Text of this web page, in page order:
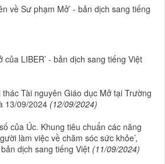
về Sư phạm Mở’ - bản dịch sang tiếng
của LIBER’ - bản dịch sang tiếng Việt
Tài nguyên Giáo dục Mở tại Trường
13/09/2024 (12/09/2024)
của Úc. Khung tiêu chuẩn các năng
làm việc về chăm sóc sức khỏe’,
dịch sang tiếng Việt (11/09/2024)